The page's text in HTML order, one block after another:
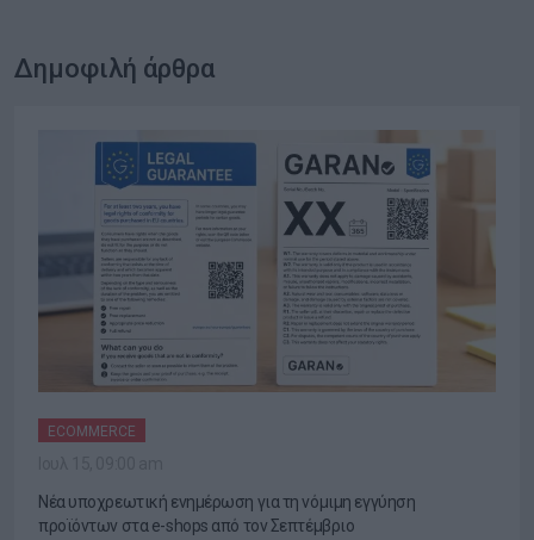
Δημοφιλή άρθρα
ECOMMERCE
Νέα υποχρεωτική ενημέρωση για τη νόμιμη εγγύηση
προϊόντων στα e-shops από τον Σεπτέμβριο